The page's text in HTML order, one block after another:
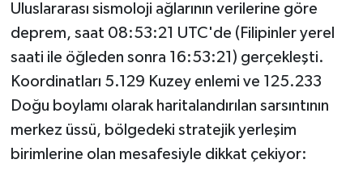
Uluslararası sismoloji ağlarının verilerine göre
deprem, saat 08:53:21 UTC'de (Filipinler yerel
saati ile öğleden sonra 16:53:21) gerçekleşti.
Koordinatları 5.129 Kuzey enlemi ve 125.233
Doğu boylamı olarak haritalandırılan sarsıntının
merkez üssü, bölgedeki stratejik yerleşim
birimlerine olan mesafesiyle dikkat çekiyor:
Manyas
OLAY
OTOMOTİV
Resmi İlanlar